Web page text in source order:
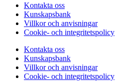
Kontakta oss
Kunskapsbank
Villkor och anvisningar
Cookie- och integritetspolicy
Kontakta oss
Kunskapsbank
Villkor och anvisningar
Cookie- och integritetspolicy